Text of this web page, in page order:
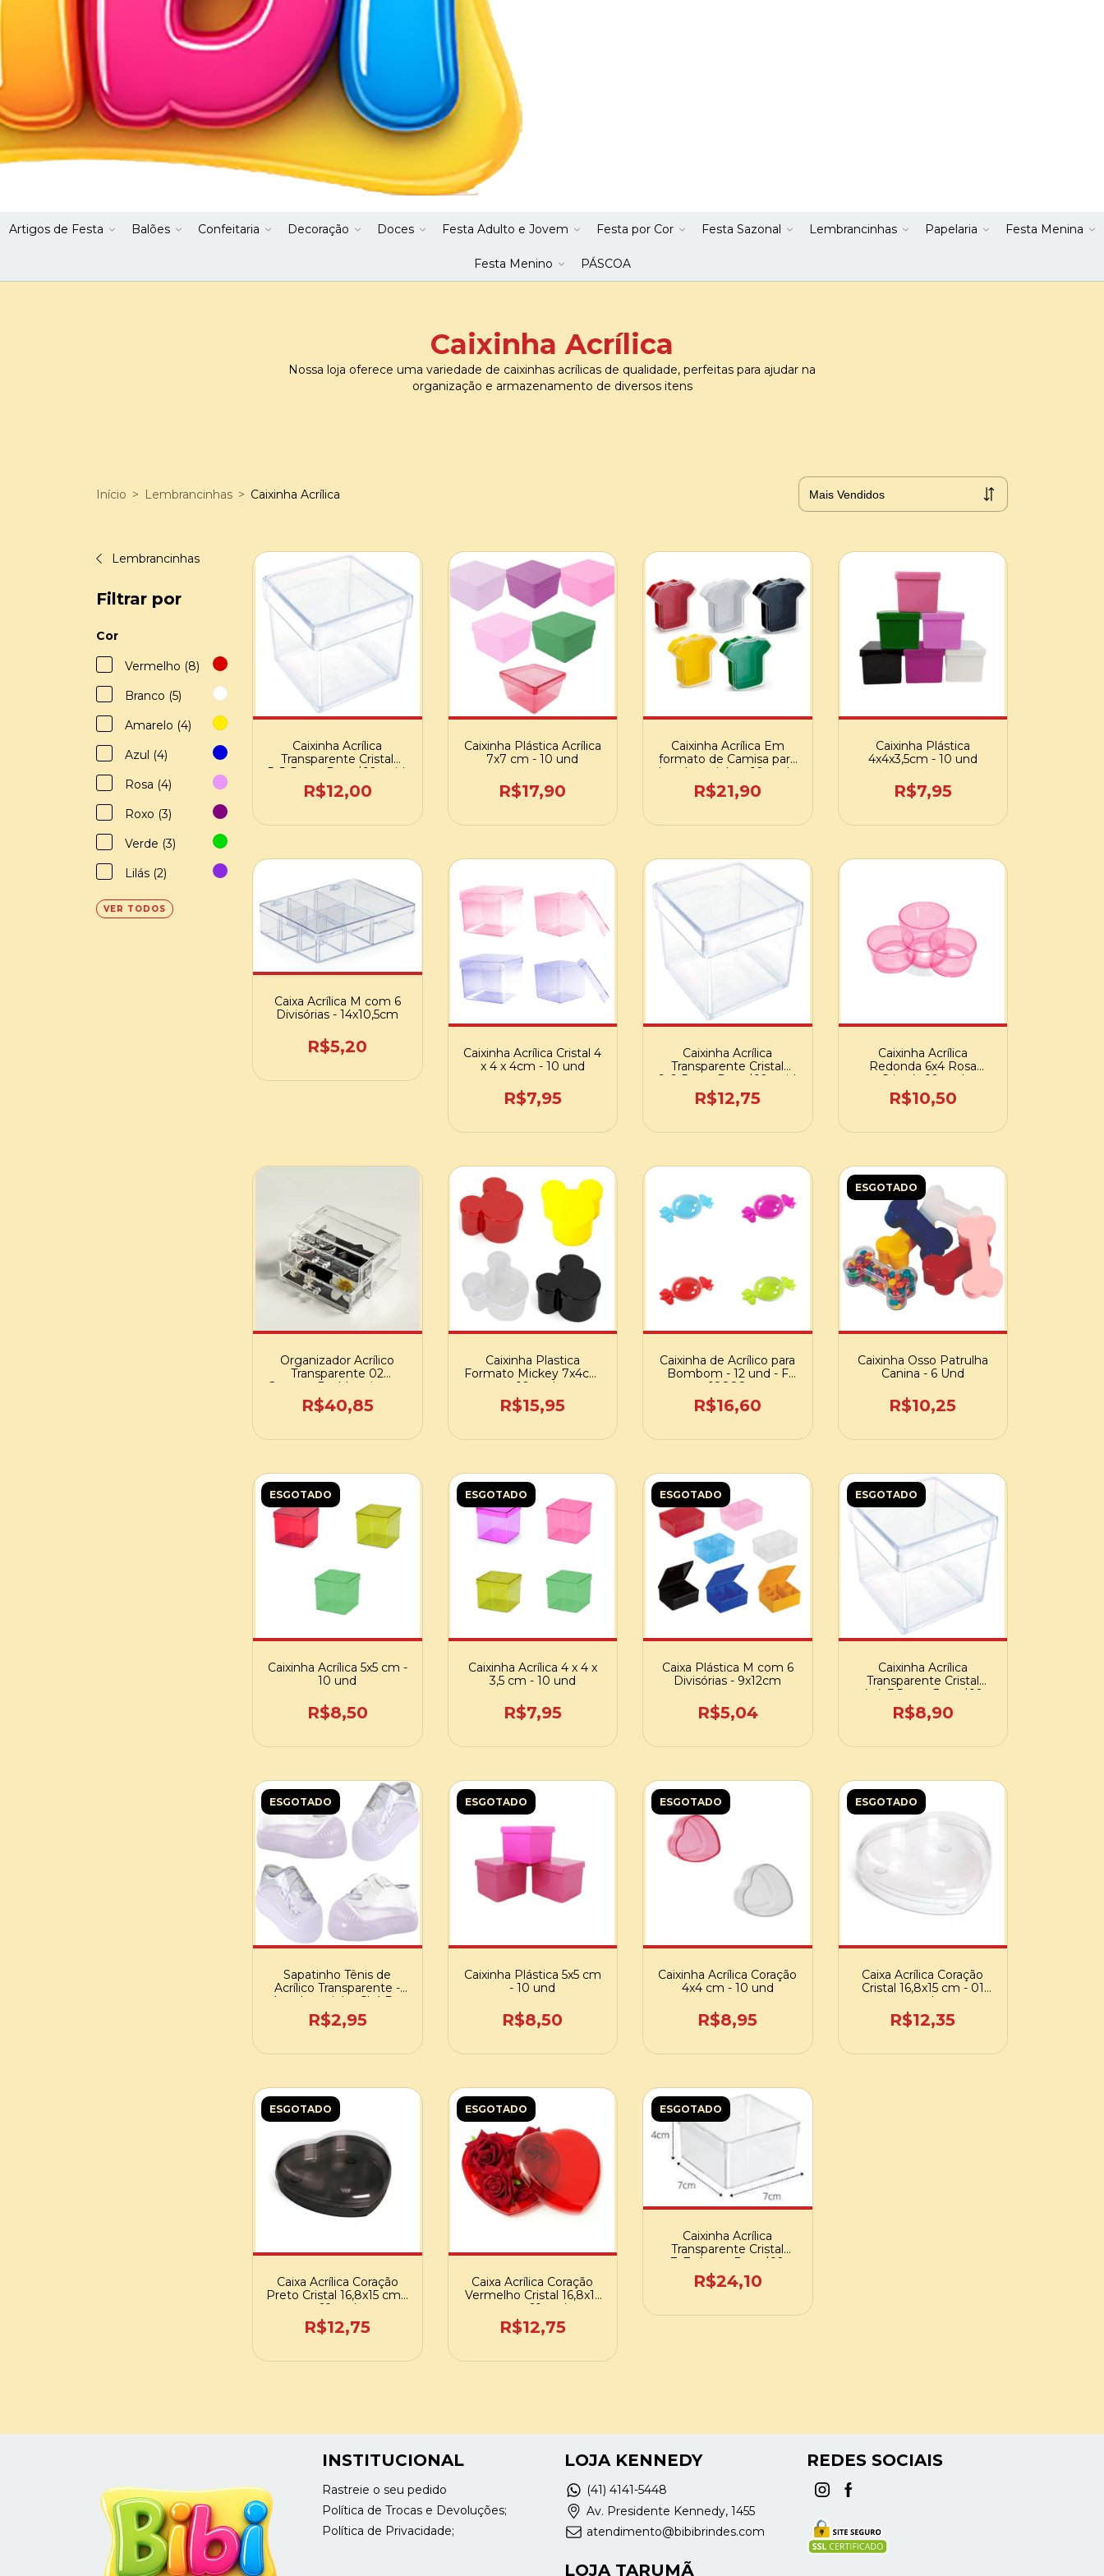
Artigos de Festa Balões Confeitaria Decoração Doces Festa Adulto e Jovem Festa por Cor Festa Sazonal Lembrancinhas Papelaria Festa Menina
Festa Menino PÁSCOA
Caixinha Acrílica
Nossa loja oferece uma variedade de caixinhas acrílicas de qualidade, perfeitas para ajudar na
organização e armazenamento de diversos itens
Início > Lembrancinhas > Caixinha Acrílica
Lembrancinhas
Filtrar por
Cor
Vermelho (8)
Branco (5)
Amarelo (4)
Azul (4)
Rosa (4)
Roxo (3)
Verde (3)
Lilás (2)
VER TODOS
Caixinha Acrílica
Transparente Cristal
5x5x5cm - Pct c/ 10 unid.
R$12,00
Caixinha Plástica Acrílica
7x7 cm - 10 und
R$17,90
Caixinha Acrílica Em
formato de Camisa para
Lembrancinha - 10 und -
F2413
R$21,90
Caixinha Plástica
4x4x3,5cm - 10 und
R$7,95
Caixa Acrílica M com 6
Divisórias - 14x10,5cm
R$5,20
Caixinha Acrílica Cristal 4
x 4 x 4cm - 10 und
R$7,95
Caixinha Acrílica
Transparente Cristal
6x6x5cm - Pct c/ 10 unid.
R$12,75
Caixinha Acrílica
Redonda 6x4 Rosa
Cristal - 10 und
R$10,50
Organizador Acrílico
Transparente 02
Gavetas De Maquiagem
E Bijuteria
R$40,85
Caixinha Plastica
Formato Mickey 7x4cm
- 10 und
R$15,95
Caixinha de Acrílico para
Bombom - 12 und - F
18888
R$16,60
ESGOTADO
Caixinha Osso Patrulha
Canina - 6 Und
R$10,25
ESGOTADO
Caixinha Acrílica 5x5 cm -
10 und
R$8,50
ESGOTADO
Caixinha Acrílica 4 x 4 x
3,5 cm - 10 und
R$7,95
ESGOTADO
Caixa Plástica M com 6
Divisórias - 9x12cm
R$5,04
ESGOTADO
Caixinha Acrílica
Transparente Cristal
4x4x3,5cm - Pct c/ 10
unid.
R$8,90
ESGOTADO
Sapatinho Tênis de
Acrílico Transparente -
Lembrancinha Chá De
Bebê - Ref. 0043 - 1
Unid
R$2,95
ESGOTADO
Caixinha Plástica 5x5 cm
- 10 und
R$8,50
ESGOTADO
Caixinha Acrílica Coração
4x4 cm - 10 und
R$8,95
ESGOTADO
Caixa Acrílica Coração
Cristal 16,8x15 cm - 01
und
R$12,35
ESGOTADO
Caixa Acrílica Coração
Preto Cristal 16,8x15 cm -
01 und
R$12,75
ESGOTADO
Caixa Acrílica Coração
Vermelho Cristal 16,8x15
cm - 01 und
R$12,75
ESGOTADO
Caixinha Acrílica
Transparente Cristal
7x7x4cm - Pct c/ 10
unid.
R$24,10
INSTITUCIONAL
Rastreie o seu pedido
Política de Trocas e Devoluções;
Política de Privacidade;
LOJA KENNEDY
(41) 4141-5448
Av. Presidente Kennedy, 1455
atendimento@bibibrindes.com
LOJA TARUMÃ
REDES SOCIAIS